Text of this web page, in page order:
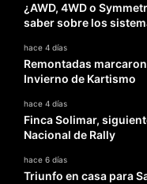
¿AWD, 4WD o
saber sobre los
hace 4 días
Remontadas
Invierno de Kartismo
hace 4 días
Finca Solimar,
Nacional de Rally
hace 6 días
Triunfo en casa para